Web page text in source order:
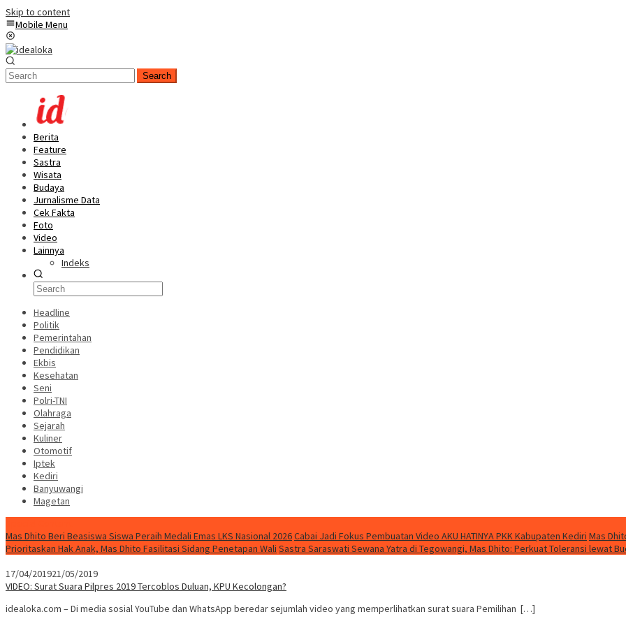
Skip to content
Mobile Menu
Search
Berita
Feature
Sastra
Wisata
Budaya
Jurnalisme Data
Cek Fakta
Foto
Video
Lainnya
Indeks
Headline
Politik
Pemerintahan
Pendidikan
Ekbis
Kesehatan
Seni
Polri-TNI
Olahraga
Sejarah
Kuliner
Otomotif
Iptek
Kediri
Banyuwangi
Magetan
Mas Dhito Beri Beasiswa Siswa Peraih Medali Emas LKS Nasional 2026Cabai Jadi Fokus Pembuatan Video AKU HATINYA PKK Kabupaten Kediri Mas
Prioritaskan Hak Anak, Mas Dhito Fasilitasi Sidang Penetapan Wali Sastra Saraswati Sewana Yatra di Tegowangi, Mas Dhito: Perkuat Toleransi lewat
17/04/201921/05/2019
VIDEO: Surat Suara Pilpres 2019 Tercoblos Duluan, KPU Kecolongan?
idealoka.com – Di media sosial YouTube dan WhatsApp beredar sejumlah video yang memperlihatkan surat suara Pemilihan […]